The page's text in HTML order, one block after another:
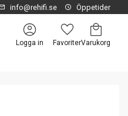
info@rehifi.se Öppetider
Logga in
Favoriter
Kundvagn